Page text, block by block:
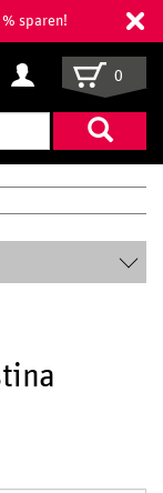
sparen!
Suchbegriff
eingeben
0